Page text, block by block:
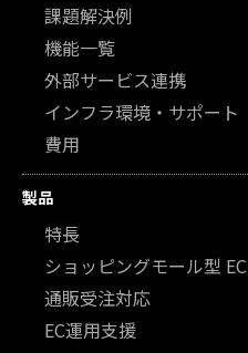
課題解決例
機能一覧
外部サービス連携
インフラ環境・サポート
費用
製品
特長
ショッピングモール型 EC
通販受注対応
EC運用支援